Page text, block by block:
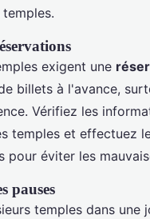
exigent une
billets à l'avance,
Vérifiez les
temples et effectuez
pour éviter les
pauses
temples dans une